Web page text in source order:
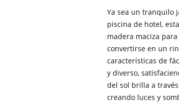
Ya sea un tranquilo
piscina de hotel,
madera maciza
convertirse en un
características de
y diverso,
del sol brilla a
creando luces y